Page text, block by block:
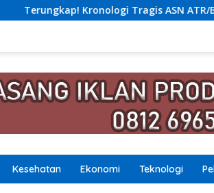
ASN ATR/BPN Nias Tewas Lompat
Kesehatan Ekonomi Teknologi